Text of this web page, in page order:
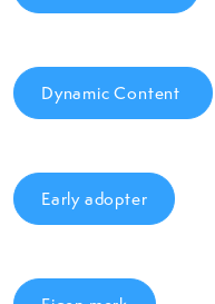
Dynamic Content
Early adopter